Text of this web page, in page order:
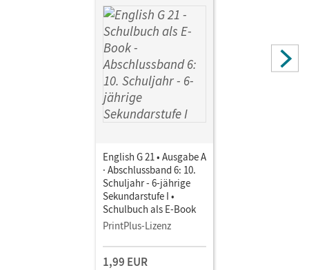
Schwarz, Hellmut; Rademacher, Jörg
English G 21 • Ausgabe A
· Abschlussband 6: 10.
Schuljahr - 6-jährige
Sekundarstufe I •
Schulbuch als E-Book
PrintPlus-Lizenz
1,99 EUR